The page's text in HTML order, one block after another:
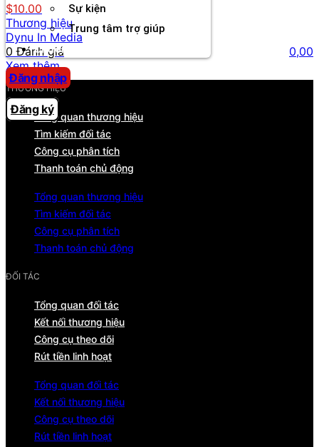
Sự kiện
Trung tâm trợ giúp
Chương Trình Creator
Đăng nhập
Đăng ký
$10.00
Thương hiệu
Dynu In Media
0 Đánh giá
0,00
Xem thêm
THƯƠNG HIỆU
Tổng quan thương hiệu
Tìm kiếm đối tác
Công cụ phân tích
Thanh toán chủ động
Tổng quan thương hiệu
Tìm kiếm đối tác
Công cụ phân tích
Thanh toán chủ động
ĐỐI TÁC
Tổng quan đối tác
Kết nối thương hiệu
Công cụ theo dõi
Rút tiền linh hoạt
Tổng quan đối tác
Kết nối thương hiệu
Công cụ theo dõi
Rút tiền linh hoạt